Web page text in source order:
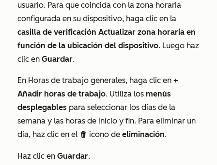
usuario. Para que coincida con la zona horaria
configurada en su dispositivo, haga clic en la
casilla de verificación Actualizar zona horaria en
función de la ubicación del dispositivo. Luego haz
clic en Guardar.
En Horas de trabajo generales, haga clic en +
Añadir horas de trabajo. Utiliza los menús
desplegables para seleccionar los días de la
semana y las horas de inicio y fin. Para eliminar un
día, haz clic en el delete icono de eliminación.
Haz clic en Guardar.